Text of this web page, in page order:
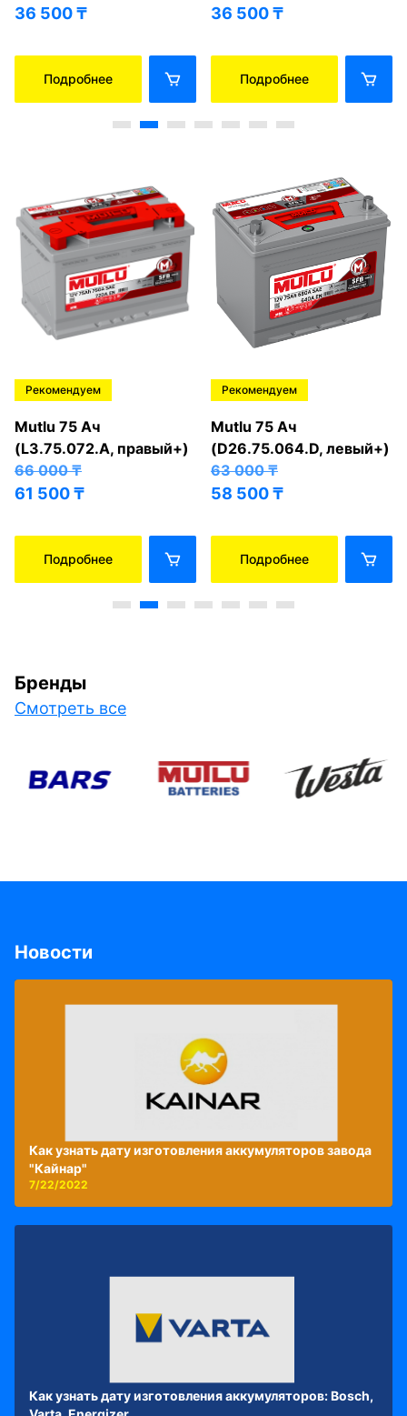
36 500₸
Подробнее
36 500₸
Подробнее
Рекомендуем
Mutlu 75 Ач
(L3.75.072.A, правый+)
66 000₸
61 500₸
Подробнее
Рекомендуем
Mutlu 75 Ач
(D26.75.064.D, левый+)
63 000₸
58 500₸
Подробнее
Бренды
Смотреть все
Новости
Как узнать дату изготовления аккумуляторов завода
"Кайнар"
7/22/2022
Как узнать дату изготовления аккумуляторов: Bosch,